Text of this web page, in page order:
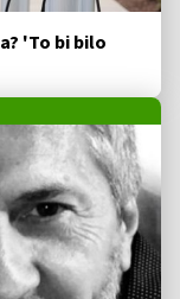
'To bi bilo